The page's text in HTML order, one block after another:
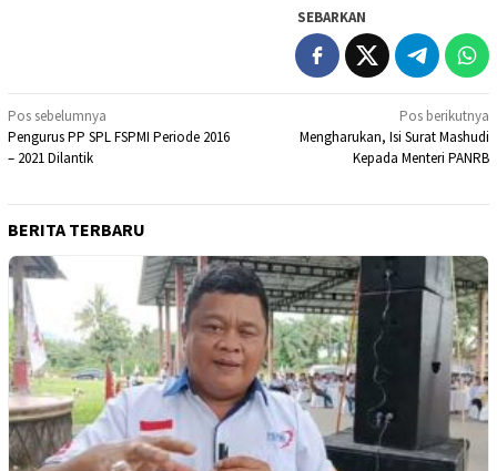
SEBARKAN
Navigasi
pos
Pos sebelumnya
Pengurus PP SPL FSPMI Periode 2016
– 2021 Dilantik
Pos berikutnya
Mengharukan, Isi Surat Mashudi
Kepada Menteri PANRB
BERITA TERBARU